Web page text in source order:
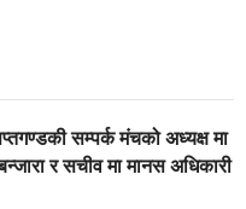
सम्पर्क मंचको अध्यक्ष मा
र सचीव मा मानस अधिकारी